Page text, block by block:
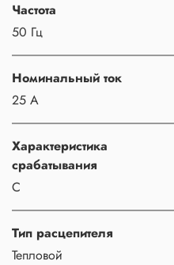
Частота
50 Гц
Номинальный ток
25 А
Характеристика
срабатывания
C
Тип расцепителя
Тепловой